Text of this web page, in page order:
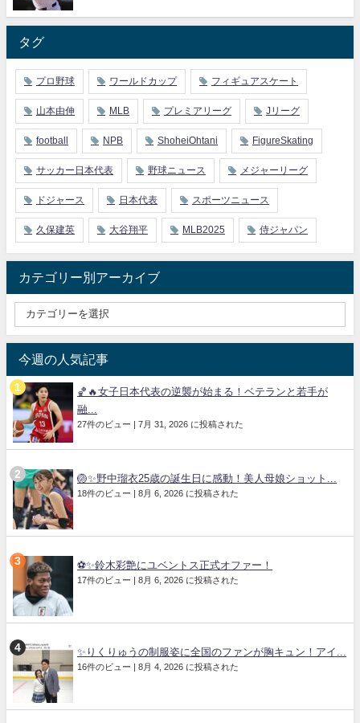
タグ
プロ野球 ワールドカップ フィギュアスケート
山本由伸 MLB プレミアリーグ Jリーグ
football NPB ShoheiOhtani FigureSkating
サッカー日本代表 野球ニュース メジャーリーグ
ドジャース 日本代表 スポーツニュース
久保建英 大谷翔平 MLB2025 侍ジャパン
カテゴリー別アーカイブ
今週の人気記事
🏀🔥女子日本代表の逆襲が始まる！ベテランと若手が
融...
27件のビュー 7月 31, 2026 に投稿された
🏐✨野中瑠衣25歳の誕生日に感動！美人母娘ショット...
18件のビュー 8月 6, 2026 に投稿された
⚽✨鈴木彩艶にユベントス正式オファー！
17件のビュー 8月 6, 2026 に投稿された
✨りくりゅうの制服姿に全国のファンが胸キュン！アイ...
16件のビュー 8月 4, 2026 に投稿された